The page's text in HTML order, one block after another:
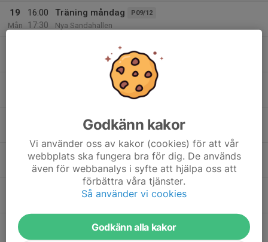
19
Mån
16:00
17:30
Träning måndag P09/12
Nya Sandahallen
Träning måndag
Öxnehaga sporthall
Träning måndag SBL Dam
Träning BED Basketettan dam
19:00
20:30
Träning DU18
Nya Sandahallen
Träning Herr Herr
20
Tis
DU18
Godkänn kakor
Vi använder oss av kakor (cookies) för att vår
webbplats ska fungera bra för dig. De används
även för webbanalys i syfte att hjälpa oss att
förbättra våra tjänster.
Så använder vi cookies
Godkänn alla kakor